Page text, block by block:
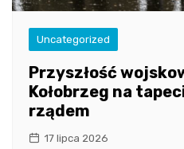
Uncategorized
Przyszłość
Kołobrzeg na
rządem
17 lipca 2026